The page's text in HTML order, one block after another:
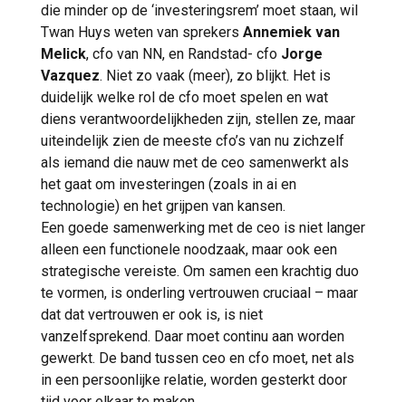
die minder op de ‘investeringsrem’ moet staan, wil
Twan Huys weten van sprekers Annemiek van
Melick, cfo van NN, en Randstad- cfo Jorge
Vazquez. Niet zo vaak (meer), zo blijkt. Het is
duidelijk welke rol de cfo moet spelen en wat
diens verantwoordelijkheden zijn, stellen ze, maar
uiteindelijk zien de meeste cfo’s van nu zichzelf
als iemand die nauw met de ceo samenwerkt als
het gaat om investeringen (zoals in ai en
technologie) en het grijpen van kansen.
Een goede samenwerking met de ceo is niet langer
alleen een functionele noodzaak, maar ook een
strategische vereiste. Om samen een krachtig duo
te vormen, is onderling vertrouwen cruciaal – maar
dat dat vertrouwen er ook is, is niet
vanzelfsprekend. Daar moet continu aan worden
gewerkt. De band tussen ceo en cfo moet, net als
in een persoonlijke relatie, worden gesterkt door